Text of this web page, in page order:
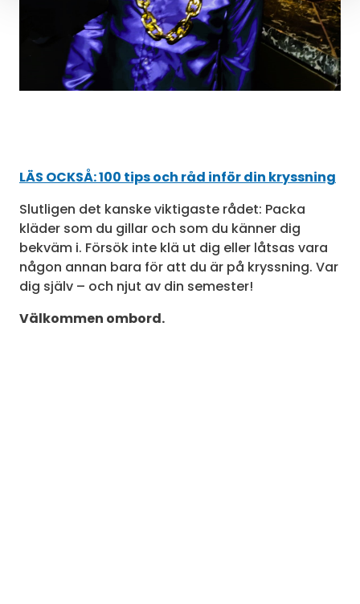
LÄS OCKSÅ: 100 tips och råd inför din kryssning
Slutligen det kanske viktigaste rådet: Packa
kläder som du gillar och som du känner dig
bekväm i. Försök inte klä ut dig eller låtsas vara
någon annan bara för att du är på kryssning. Var
dig själv – och njut av din semester!
Välkommen ombord.